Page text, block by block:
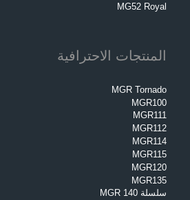
MG52 Royal
المنتجات الاحترافية
MGR Tornado
MGR100
MGR111
MGR112
MGR114
MGR115
MGR120
MGR135
سلسلة MGR 140